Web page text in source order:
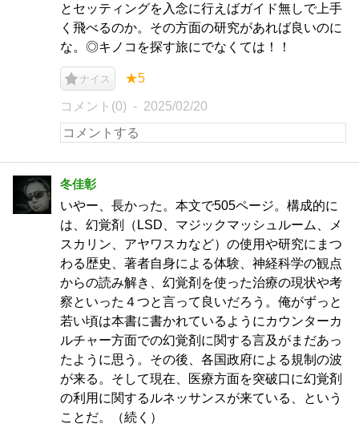
とセッティングを入念に行えばガイド無しで上手
く飛べるのか。その方面の研究があれば良いのに
な。◎キノコを探す旅にでなくては！！
ナイス ★5
コメント(0) 2025/02/20
冬佳彰
いやー、長かった。本文で505ページ。構成的に
は、幻覚剤（LSD、マジックマッシュルーム、メ
スカリン、アヤワスカなど）の使用や研究にまつ
わる歴史、著者自身による体験、神経科学の観点
からの読み解き、幻覚剤を使った治療の現状や考
察といった４つと言って良いだろう。俺がずっと
若い頃は本書に書かれているようにカウンターカ
ルチャー方面での幻覚剤に関する言及がまだあっ
たように思う。その後、各国政府による規制の波
が来る。そして現在、医療方面を突破口に幻覚剤
の利用に関するルネッサンスが来ている、という
ことだ。（続く）